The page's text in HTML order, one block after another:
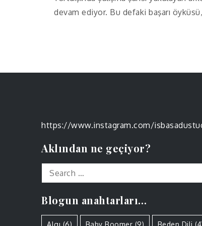
devam ediyor. Bu defaki başarı
https://www.instagram.com/
Aklından ne geçiyor?
Search
for:
Blogun anahtarları…
Algı (6) Baby Boomer (9) Beden Dili